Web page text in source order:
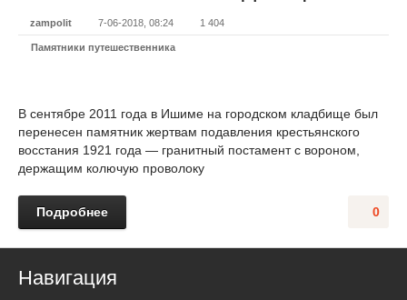
zampolit 7-06-2018, 08:24 1 404
Памятники путешественника
В сентябре 2011 года в Ишиме на городском кладбище был
перенесен памятник жертвам подавления крестьянского
восстания 1921 года — гранитный постамент с вороном,
держащим колючую проволоку
0
Подробнее
Навигация